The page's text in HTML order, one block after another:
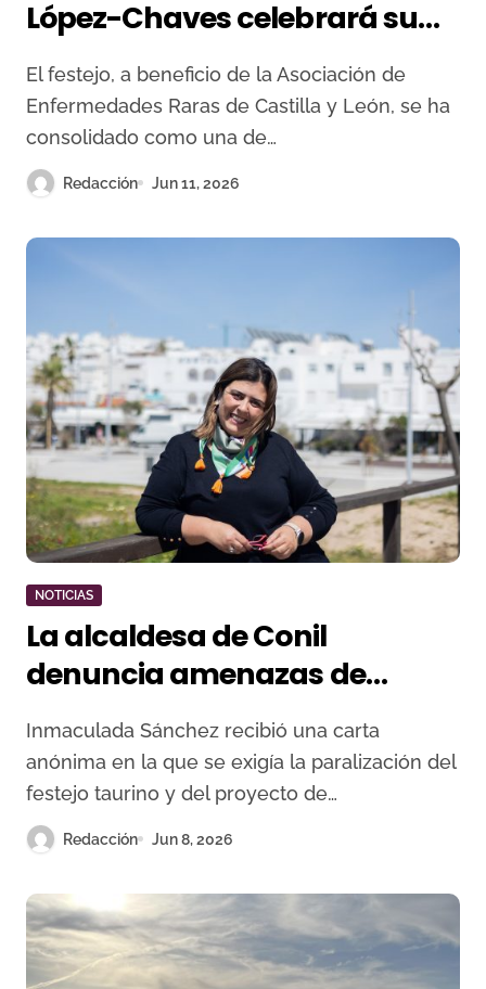
López-Chaves celebrará su
séptima edición el 3 de
octubre en Ledesma
El festejo, a beneficio de la Asociación de
Enfermedades Raras de Castilla y León, se ha
consolidado como una de…
Redacción Jun 11, 2026
NOTICIAS
La alcaldesa de Conil
denuncia amenazas de
muerte para suspender la
novillada de El Colorado
Inmaculada Sánchez recibió una carta
anónima en la que se exigía la paralización del
festejo taurino y del proyecto de…
Redacción Jun 8, 2026